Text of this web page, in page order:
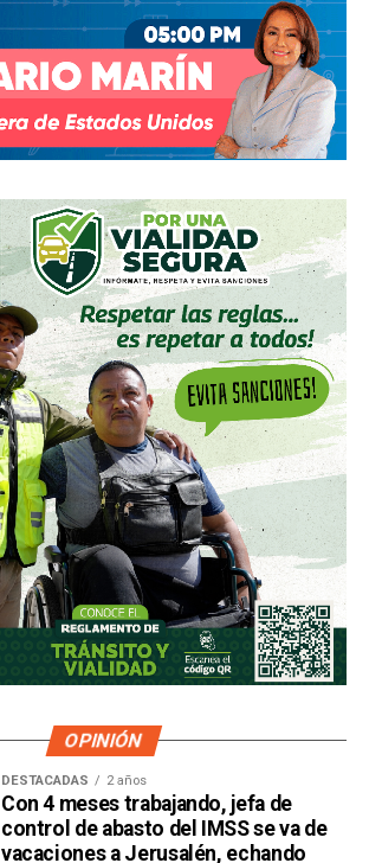
OPINIÓN
DESTACADAS 2 años
Con 4 meses trabajando, jefa de
control de abasto del IMSS se va de
vacaciones a Jerusalén, echando